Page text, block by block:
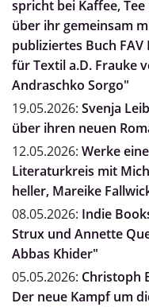
spricht bei Kaffee,
über ihr gemeinsam
publiziertes Buch FAV
für Textil a.D. Frauke
Andraschko Sorgo"
19.05.2026: Svenja
über ihren neuen
12.05.2026: Werke
Literaturkreis mit
heller, Mareike
08.05.2026: Indie
Strux und Annette
Abbas Khider"
05.05.2026: Christoph
Der neue Kampf um